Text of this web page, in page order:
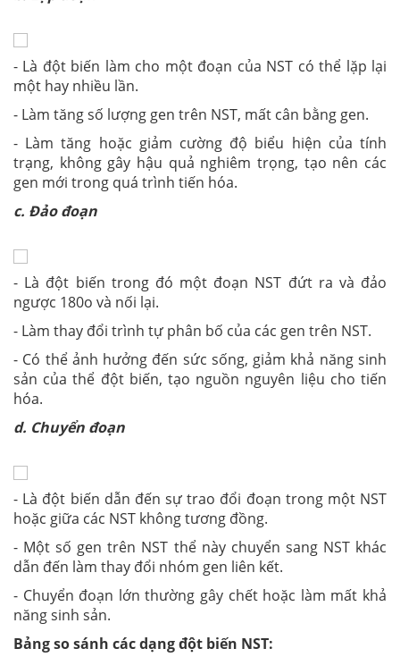
- Là đột biến làm cho một đoạn của NST có thể lặp lại
một hay nhiều lần.
- Làm tăng số lượng gen trên NST, mất cân bằng gen.
- Làm tăng hoặc giảm cường độ biểu hiện của tính
trạng, không gây hậu quả nghiêm trọng, tạo nên các
gen mới trong quá trình tiến hóa.
c. Đảo đoạn
- Là đột biến trong đó một đoạn NST đứt ra và đảo
ngược 180o và nối lại.
- Làm thay đổi trình tự phân bố của các gen trên NST.
- Có thể ảnh hưởng đến sức sống, giảm khả năng sinh
sản của thể đột biến, tạo nguồn nguyên liệu cho tiến
hóa.
d. Chuyển đoạn
- Là đột biến dẫn đến sự trao đổi đoạn trong một NST
hoặc giữa các NST không tương đồng.
- Một số gen trên NST thể này chuyển sang NST khác
dẫn đến làm thay đổi nhóm gen liên kết.
- Chuyển đoạn lớn thường gây chết hoặc làm mất khả
năng sinh sản.
Bảng so sánh các dạng đột biến NST: